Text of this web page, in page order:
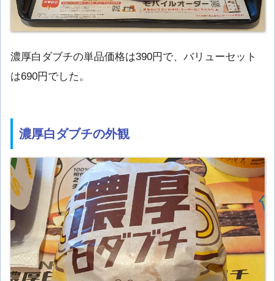
濃厚白ダブチの単品価格は390円で、バリューセット
は690円でした。
濃厚白ダブチの外観